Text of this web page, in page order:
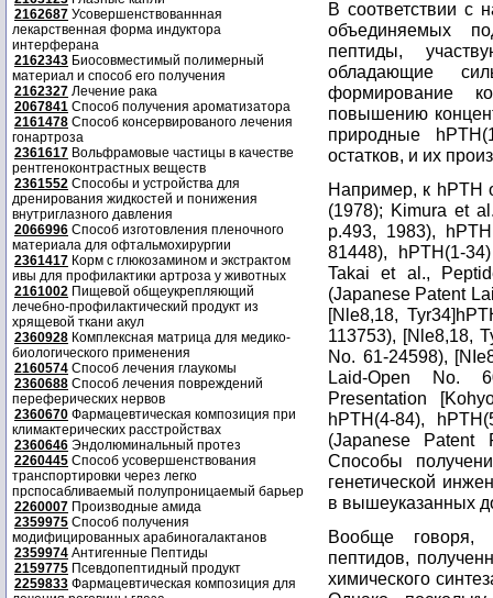
2162687 Усовершенствованнная
лекарственная форма индуктора
интерферана
2162343 Биосовместимый полимерный
материал и способ его получения
2162327 Лечение рака
2067841 Способ получения ароматизатора
2161478 Способ консервированого лечения
гонартроза
2361617 Вольфрамовые частицы в качестве
рентгеноконтрастных веществ
2361552 Способы и устройства для
дренирования жидкостей и понижения
внутриглазного давления
2066996 Способ изготовления пленочного
материала для офтальмохирургии
2361417 Корм с глюкозамином и экстрактом
ивы для профилактики артроза у животных
2161002 Пищевой общеукрепляющий
лечебно-профилактический продукт из
хрящевой ткани акул
2360928 Комплексная матрица для медико-
биологического применения
2160574 Способ лечения глаукомы
2360688 Способ лечения повреждений
переферических нервов
2360670 Фармацевтическая композиция при
климактерических расстройствах
2360646 Эндолюминальный протез
2260445 Способ усовершенствования
транспортировки через легко
прспосабливаемый полупроницаемый барьер
2260007 Производные амида
2359975 Способ получения
модифицированных арабиногалактанов
2359974 Антигенные Пептиды
2159775 Псевдопептидный продукт
2259833 Фармацевтическая композиция для
В соответствии с
объединяемых
пептиды,
обладающие
формирование
повышению
природные
остатков, и их
Например, к hPTH
(1978); Kimura et
p.493, 1983),
81448), hPTH(1-
Takai et al.,
(Japanese Patent
[Nle8,18,
113753), [Nle8,18,
No. 61-24598),
Laid-Open No.
Presentation
hPTH(4-84),
(Japanese Patent
Способы
генетической
в вышеуказанных
Вообще говоря,
пептидов,
химического